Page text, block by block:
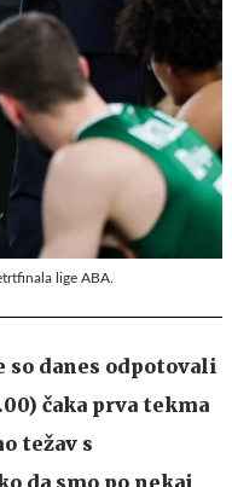
lige ABA.
danes odpotovali
čaka prva tekma
težav s
da smo po nekaj